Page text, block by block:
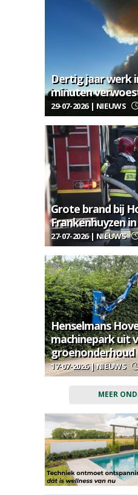
Dertig jaar werk
minuten
29-07-2026 | NIEUWS
Grote brand bij
Frankenhuyzen
27-07-2026 | NIEUWS
Henselmans
machinepark uit
groenonderhoud
17-07-2026 | NIEUWS
MEER